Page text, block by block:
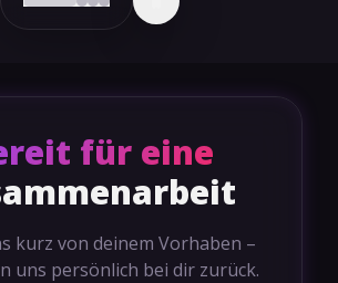
für eine
kurz von deinem Vorhaben –
uns persönlich bei dir zurück.